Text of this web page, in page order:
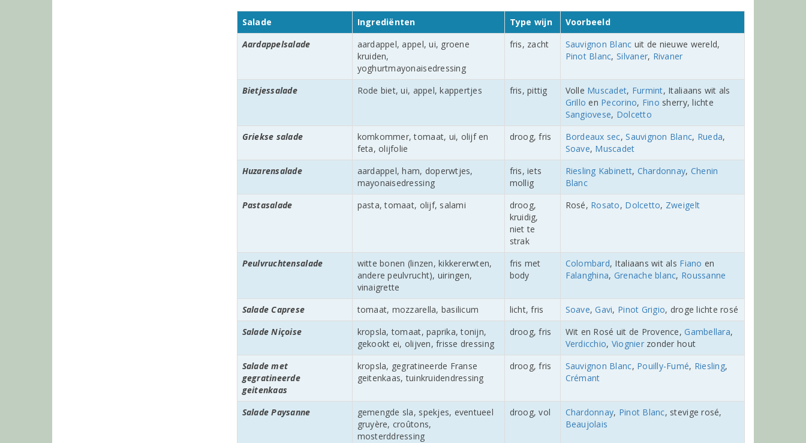
Salade Ingrediënten Type wijn
Voorbeeld
Aardappelsalade
aardappel, appel, ui, groene
kruiden,
yoghurtmayonaisedressing
fris, zacht Sauvignon Blanc uit de nieuwe wereld,
Pinot Blanc, Silvaner, Rivaner
Bietjessalade Rode biet, ui, appel, kappertjes fris, pittig Volle Muscadet, Furmint, Italiaans wit als
Grillo en Pecorino, Fino sherry, lichte
Sangiovese, Dolcetto
Griekse salade
komkommer, tomaat, ui, olijf en
feta, olijfolie
droog, fris Bordeaux sec,Sauvignon Blanc, Rueda,
Soave, Muscadet
Huzarensalade
aardappel, ham, doperwtjes,
mayonaisedressing
fris, iets
mollig
Riesling Kabinett, Chardonnay, Chenin
Blanc
Pastasalade
pasta, tomaat, olijf, salami
droog,
kruidig,
niet te
strak
Rosé, Rosato, Dolcetto, Zweigelt
Peulvruchtensalade
witte bonen (linzen, kikkererwten,
andere peulvrucht), uiringen,
vinaigrette
fris met
body
Colombard, Italiaans wit als Fiano en
Falanghina, Grenache blanc, Roussanne
Salade Caprese tomaat, mozzarella, basilicum licht, fris Soave,Gavi, Pinot Grigio, droge lichte rosé
Salade Niçoise
kropsla, tomaat, paprika, tonijn,
gekookt ei, olijven, frisse dressing
droog, fris Wit en Rosé uit de Provence, Gambellara,
Verdicchio, Viognier zonder hout
Salade met
gegratineerde
geitenkaas
kropsla, gegratineerde Franse
geitenkaas, tuinkruidendressing
droog, fris Sauvignon Blanc, Pouilly-Fumé, Riesling,
Crémant
Salade Paysanne
gemengde sla, spekjes, eventueel
gruyère, croûtons,
mosterddressing
droog, vol Chardonnay, Pinot Blanc, stevige rosé,
Beaujolais